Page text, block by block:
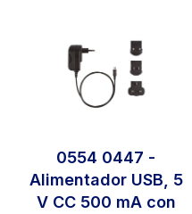
0554 0447 -
Alimentador USB, 5
V CC 500 mA con